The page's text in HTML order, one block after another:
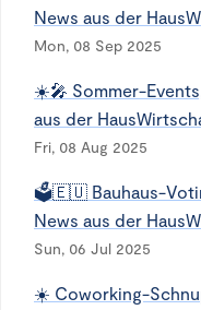
News aus der
Mon, 08 Sep 2025
☀️🎤 Sommer-
aus der
Fri, 08 Aug 2025
🗳️🇪🇺 Bauhaus-
News aus der
Sun, 06 Jul 2025
☀️ Coworking-